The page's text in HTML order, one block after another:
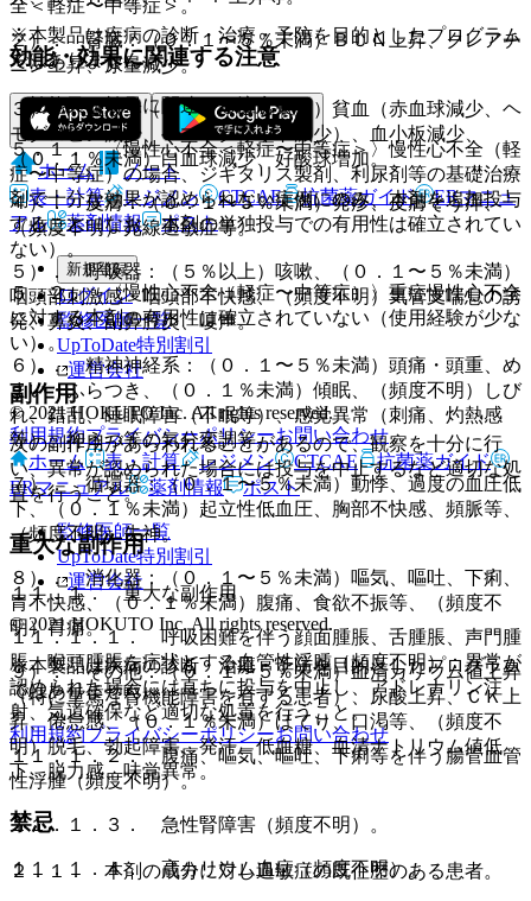
２）． 腎臓：（０．１〜５％未満）ＢＵＮ上昇、クレアチ
ニン上昇、尿量減少。
３）． 血液：（０．１〜５％未満）貧血（赤血球減少、ヘ
モグロビン減少、ヘマトクリット減少）、血小板減少、
（０．１％未満）白血球減少、好酸球増加。
４）． 皮膚：（０．１〜５％未満）発疹、皮膚そう痒、
（頻度不明）光線過敏症等。
５）． 呼吸器：（５％以上）咳嗽、（０．１〜５％未満）
咽頭部刺激感・咽頭部不快感、（頻度不明）気管支喘息の誘
発、鼻炎、副鼻腔炎、嗄声。
６）． 精神神経系：（０．１〜５％未満）頭痛・頭重、め
まい・ふらつき、（０．１％未満）傾眠、（頻度不明）しび
れ、錯乱、睡眠障害（不眠等）、感覚異常（刺痛、灼熱感
等）、抑うつ等の気分変調等。
７）． 循環器：（０．１〜５％未満）動悸、過度の血圧低
下、（０．１％未満）起立性低血圧、胸部不快感、頻脈等、
（頻度不明）失神。
８）． 消化器：（０．１〜５％未満）嘔気、嘔吐、下痢、
胃不快感、（０．１％未満）腹痛、食欲不振等、（頻度不
明）胃痛。
９）． その他：（０．１〜５％未満）血清カリウム値上昇
（特に重篤な腎機能障害を有する患者）、尿酸上昇、ＣＫ上
昇、倦怠感、（０．１％未満）ほてり、口渇等、（頻度不
明）脱毛、勃起障害、発汗、低血糖、血清ナトリウム値低
下、脱力感、味覚異常。
禁忌
２．１． 本剤の成分に対し過敏症の既往歴のある患者。
全＜軽症〜中等症＞。
効能・効果に関連する注意
（効能又は効果に関連する注意）
５．１． 〈慢性心不全＜軽症〜中等症＞〉慢性心不全（軽
症〜中等症）の場合、ジギタリス製剤、利尿剤等の基礎治療
剤で十分な効果が認められない症例にのみ、本剤を追加投与
すること（なお、本剤の単独投与での有用性は確立されてい
ない）。
５．２． 〈慢性心不全（軽症〜中等症）〉重症慢性心不全
に対する本剤の有用性は確立されていない（使用経験が少な
い）。
副作用
次の副作用があらわれることがあるので、観察を十分に行
い、異常が認められた場合には投与を中止するなど適切な処
置を行うこと。
重大な副作用
１１．１． 重大な副作用
１１．１．１． 呼吸困難を伴う顔面腫脹、舌腫脹、声門腫
脹、喉頭腫脹を症状とする血管性浮腫（頻度不明）：異常が
認められた場合には直ちに投与を中止し、アドレナリン注
射、気道確保など適切な処置を行うこと。
１１．１．２． 腹痛、嘔気、嘔吐、下痢等を伴う腸管血管
性浮腫（頻度不明）。
１１．１．３． 急性腎障害（頻度不明）。
１１．１．４． 高カリウム血症（頻度不明）。
※本製品は疾病の診断・治療・予防を目的としたプログラム
ではありません。
ホーム
ノート
表・計算
レジメン CTCAE 抗菌薬ガイド
ERマニュ
アル
薬剤情報 ポスト
新規登録
ログイン
監修医師一覧
UpToDate特別割引
運営会社
© 2021 HOKUTO Inc. All rights reserved.
利用規約プライバシーポリシーお問い合わせ
ホーム
表・計算 レジメン CTCAE
抗菌薬ガイド
ERマニュアル
薬剤情報 ポスト
監修医師一覧
UpToDate特別割引
運営会社
© 2021 HOKUTO Inc. All rights reserved.
※本製品は疾病の診断・治療・予防を目的としたプログラム
ではありません。
利用規約プライバシーポリシーお問い合わせ